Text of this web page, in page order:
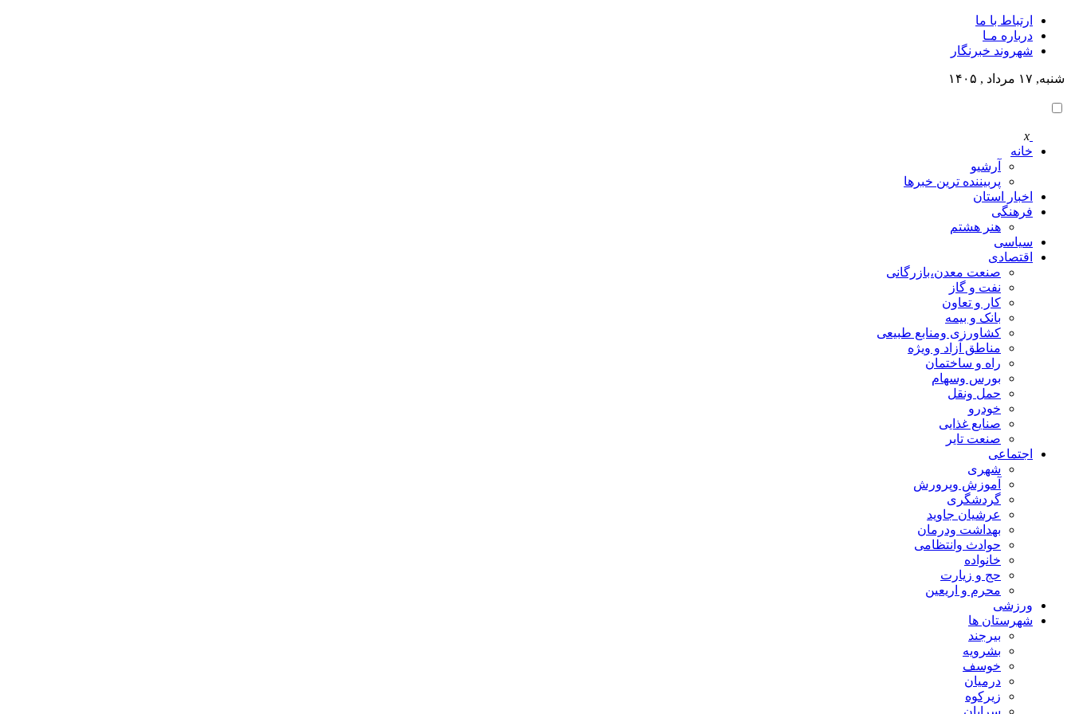
ارتباط با ما
درباره مـا
شهروند خبرنگار
شنبه, ۱۷ مرداد , ۱۴۰۵
x
خانه
آرشیو
پربیننده ترین خبرها
اخبار استان
فرهنگی
هنر هشتم
سیاسی
اقتصادی
صنعت معدن،بازرگانی
نفت و گاز
کار و تعاون
بانک و بیمه
کشاورزی ومنابع طبیعی
مناطق آزاد و ویژه
راه و ساختمان
بورس وسهام
حمل ونقل
خودرو
صنایع غذایی
صنعت تایر
اجتماعی
شهری
آموزش وپرورش
گردشگری
عرشیان جاوید
بهداشت ودرمان
حوادث وانتظامی
خانواده
حج و زیارت
محرم و اریعین
ورزشی
شهرستان ها
بیرجند
بشرویه
خوسف
درمیان
زیرکوه
سرایان